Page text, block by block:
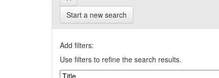
Start a new search
Add filters:
Use filters to refine the search results.